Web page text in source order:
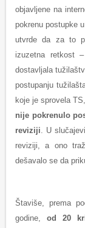
objavljene na
pokrenu postupke
utvrde da za to
izuzetna retkost
dostavljala
postupanju
koje je sprovela
nije pokrenulo
reviziji. U
reviziji, a ono
dešavalo se da
Štaviše, prema
godine, od 20